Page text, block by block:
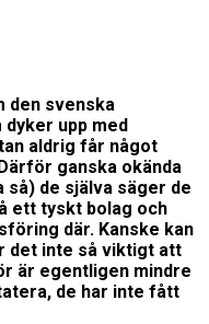
den svenska
dyker upp med
aldrig får något
ganska okända
de själva säger de
ett tyskt bolag och
där. Kanske kan
det inte så viktigt att
är egentligen mindre
de har inte fått